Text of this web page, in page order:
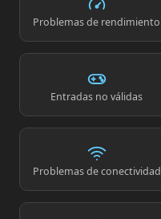
Problemas de rendimiento
Entradas no válidas
Problemas de conectividad